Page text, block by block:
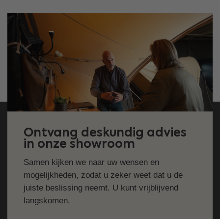
Ontvang deskundig advies
in onze showroom
Samen kijken we naar uw wensen en
mogelijkheden, zodat u zeker weet dat u de
juiste beslissing neemt. U kunt vrijblijvend
langskomen.